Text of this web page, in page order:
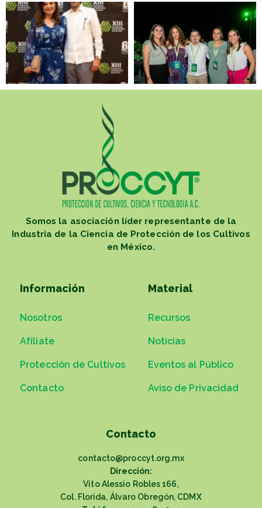
Somos la asociación líder representante de la
Industria de la Ciencia de Protección de los Cultivos
en México.
Información
Nosotros
Afíliate
Protección de Cultivos
Contacto
Material
Recursos
Noticias
Eventos al Público
Aviso de Privacidad
Contacto
contacto@proccyt.org.mx
Dirección:
Vito Alessio Robles 166,
Col. Florida, Álvaro Obregón, CDMX